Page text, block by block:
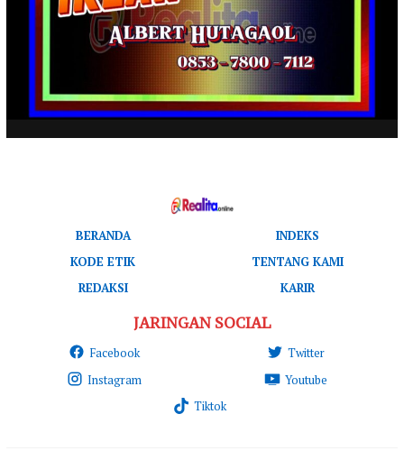
BERANDA
INDEKS
KODE ETIK
TENTANG KAMI
REDAKSI
KARIR
JARINGAN SOCIAL
Facebook
Twitter
Instagram
Youtube
Tiktok